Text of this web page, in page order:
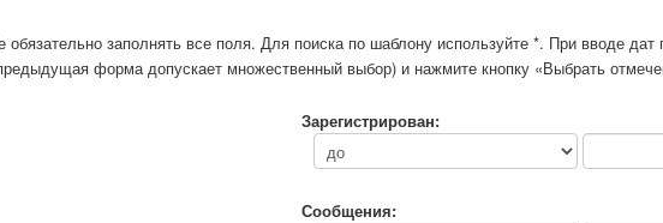
заполнять все поля. Для поиска по шаблону используйте *. При вводе
форма допускает множественный выбор) и нажмите кнопку «Выбрать
Зарегистрирован:
Сообщения: